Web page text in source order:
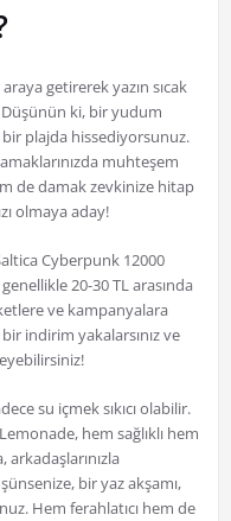
getirerek yazın sıcak
Düşünün ki, bir yudum
plajda hissediyorsunuz.
muhteşem
de damak zevkinize hitap
olmaya aday!
Cyberpunk 12000
20-30 TL arasında
ve kampanyalara
indirim yakalarsınız ve
su içmek sıkıcı olabilir.
hem sağlıklı hem
bir yaz akşamı,
Hem ferahlatıcı hem de